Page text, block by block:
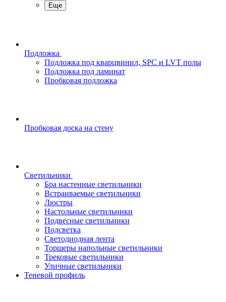
Еще
Подложка
Подложка под кварцвинил, SPC и LVT полы
Подложка под ламинат
Пробковая подложка
Пробковая доска на стену
Светильники
Бра настенные светильники
Встраиваемые светильники
Люстры
Настольные светильники
Подвесные светильники
Подсветка
Светодиодная лента
Торшеры напольные светильники
Трековые светильники
Уличные светильники
Теневой профиль